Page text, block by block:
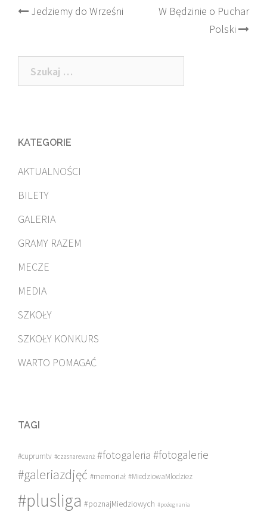
Post
Jedziemy do Wrześni
W Będzinie o Puchar
Polski
Szukaj:
KATEGORIE
AKTUALNOŚCI
BILETY
GALERIA
GRAMY RAZEM
MECZE
MEDIA
SZKOŁY
SZKOŁY KONKURS
WARTO POMAGAĆ
TAGI
#cuprumtv #czasnarewanż #fotogaleria #fotogalerie
#galeriazdjęć #memoriał #MiedziowaMlodziez
#plusliga #poznajMiedziowych #pożegnania